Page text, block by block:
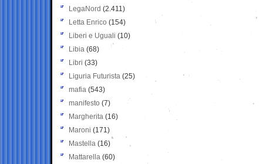
LegaNord (2.411)
Letta Enrico (154)
Liberi e Uguali (10)
Libia (68)
Libri (33)
Liguria Futurista (25)
mafia (543)
manifesto (7)
Margherita (16)
Maroni (171)
Mastella (16)
Mattarella (60)